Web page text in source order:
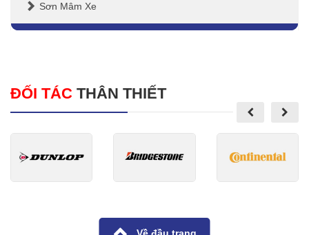
Sơn Mâm Xe
ĐỐI TÁC THÂN THIẾT